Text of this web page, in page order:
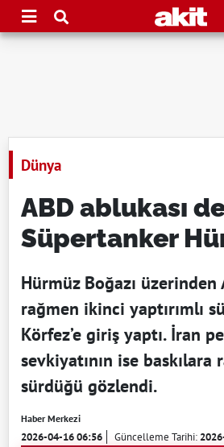
Dünya
ABD ablukası
Süpertanker
Hürmüz Boğazı üzerinden
rağmen ikinci yaptırımlı
Körfez’e giriş yaptı. İran
sevkiyatının ise baskılara
sürdüğü gözlendi.
Haber Merkezi
2026-04-16 06:56 Güncelleme Tarihi: